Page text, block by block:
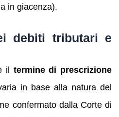
in giacenza).
debiti tributari e
il termine di prescrizione
in base alla natura del
confermato dalla Corte di